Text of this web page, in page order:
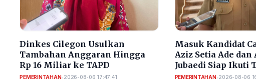
Dinkes Cilegon Usulkan
Tambahan Anggaran Hingga
Rp 16 Miliar ke TAPD
PEMERINTAHAN•2026-08-06 17:47:41
Masuk Kandidat
Aziz Setia Ade dan
Jubaedi Siap Ikuti
Seleksi Sekda
PEMERINTAHAN•2026-08-06